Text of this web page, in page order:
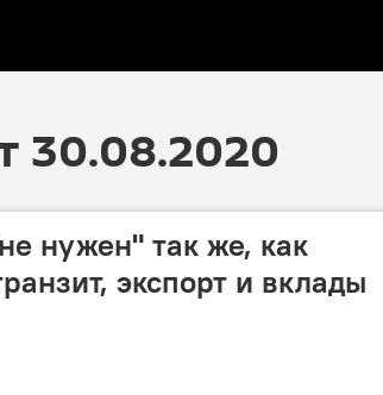
30.08.2020
нужен" так же, как
экспорт и вклады